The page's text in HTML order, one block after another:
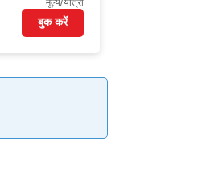
मूल्य/यात्री
बुक करें